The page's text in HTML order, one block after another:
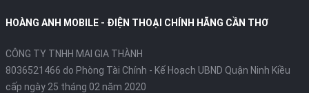
HOÀNG ANH MOBILE - ĐIỆN THOẠI CHÍNH HÃNG CẦN THƠ
CÔNG TY TNHH MAI GIA THÀNH
8036521466 do Phòng Tài Chính - Kế Hoạch UBND Quận Ninh Kiều
cấp ngày 25 tháng 02 năm 2020